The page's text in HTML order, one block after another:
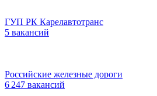
ГУП РК Карелавтотранс
5 вакансий
Российские железные дороги
6 247 вакансий